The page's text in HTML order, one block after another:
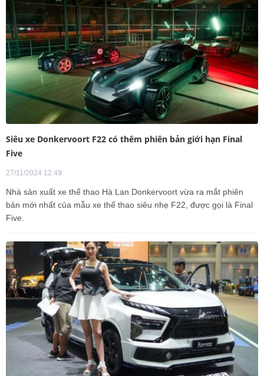
Siêu xe Donkervoort F22 có thêm phiên bản giới hạn Final
Five
27/11/2024 12:49
Nhà sản xuất xe thể thao Hà Lan Donkervoort vừa ra mắt phiên
bản mới nhất của mẫu xe thể thao siêu nhẹ F22, được gọi là Final
Five.